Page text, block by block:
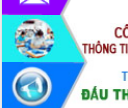
Nâng cao hiệu quả hoạt động của các
doanh nghiệp nhà nước
Hội nghị triển khai kết nối mạng
truyền số liệu chuyên dùng phục vụ cơ
quan Đảng, Nhà nước
Lễ phát động chuỗi hoạt động chung
tay làm sạch môi trường
Xã Ea Kar bước chuyển mình trong
công tác cải cách hành chính mô hình
mới